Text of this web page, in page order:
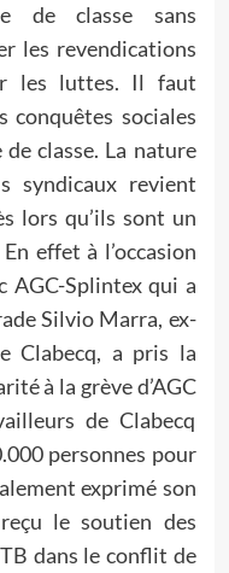
de classe sans
les revendications
les luttes. Il faut
conquêtes sociales
classe. La nature
syndicaux revient
lors qu’ils sont un
effet à l’occasion
AGC-Splintex qui a
Silvio Marra, ex-
Clabecq, a pris la
à la grève d’AGC
de Clabecq
personnes pour
exprimé son
le soutien des
dans le conflit de